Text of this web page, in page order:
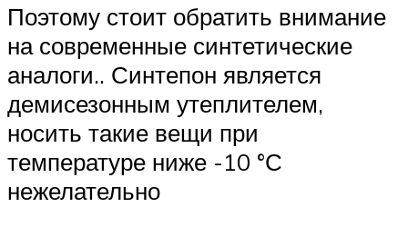
Поэтому стоит обратить внимание
на современные синтетические
аналоги.. Синтепон является
демисезонным утеплителем,
носить такие вещи при
температуре ниже -10 °С
нежелательно